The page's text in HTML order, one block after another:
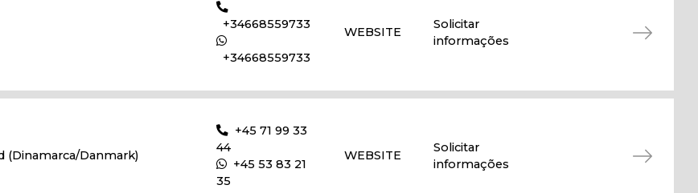
+34668559733
+34668559733
WEBSITE
Solicitar
informações
(Dinamarca/Danmark)
+45 71 99 33
44
+45 53 83 21
35
WEBSITE
Solicitar
informações